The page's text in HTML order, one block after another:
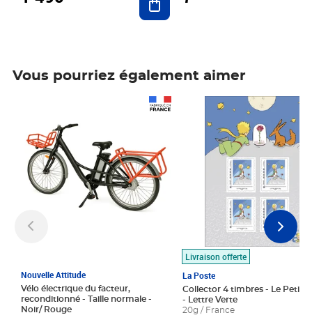
Vous pourriez également aimer
Nouvelle Attitude
Vélo électrique du facteur,
reconditionné - Taille normale -
Noir/ Rouge
Livraison offerte
La Poste
Collector 4 timbres - Le Petit
- Lettre Verte
20g / France
Prix 7,50€